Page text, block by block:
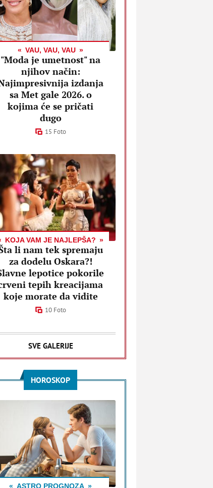
VAU, VAU, VAU
"Moda je umetnost" na
njihov način:
izdanja
sa Met gale 2026. o
kojima će se pričati
dugo
15 Foto
KOJA VAM JE NAJLEPŠA?
li nam tek spremaju
za dodelu Oskara?!
lepotice pokorile
tepih kreacijama
koje morate da vidite
10 Foto
SVE GALERIJE
HOROSKOP
ASTRO PROGNOZA